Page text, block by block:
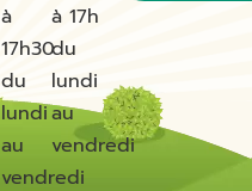
à
17h30
du
lundi
au
vendredi
à 17h
du
lundi
au
vendredi